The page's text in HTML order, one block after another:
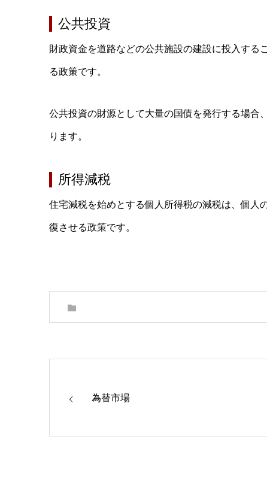
公共投資
財政資金を道路などの公共施設の建設に投入する
る政策です。
公共投資の財源として大量の国債を発行する場合
ります。
所得減税
住宅減税を始めとする個人所得税の減税は、個人
復させる政策です。
為替市場